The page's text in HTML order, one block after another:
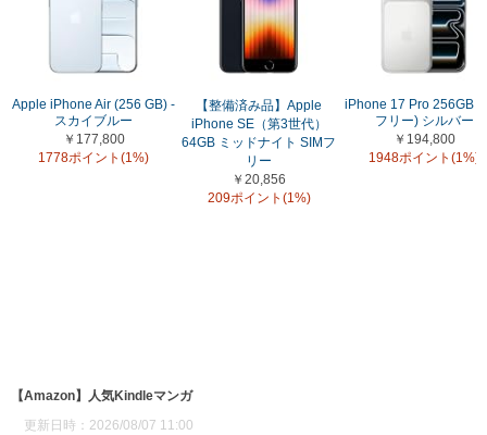
Apple iPhone Air (256 GB) -
スカイブルー
￥177,800
1778ポイント(1%)
【整備済み品】Apple
iPhone SE（第3世代）
64GB ミッドナイト SIMフ
リー
￥20,856
209ポイント(1%)
iPhone 17 Pro 256GB
フリー) シルバー
￥194,800
1948ポイント(1%)
【Amazon】人気Kindleマンガ
更新日時：2026/08/07 11:00